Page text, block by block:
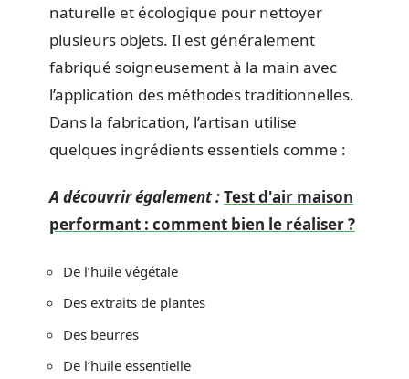
naturelle et écologique pour nettoyer
plusieurs objets. Il est généralement
fabriqué soigneusement à la main avec
l’application des méthodes traditionnelles.
Dans la fabrication, l’artisan utilise
quelques ingrédients essentiels comme :
A découvrir également :Test d'air maison
performant : comment bien le réaliser ?
De l’huile végétale
Des extraits de plantes
Des beurres
De l’huile essentielle